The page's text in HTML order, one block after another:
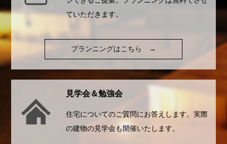
ていただきます。
プランニングはこちら →
見学会＆勉強会
住宅についてのご質問にお答えします。実際
の建物の見学会も開催いたします。